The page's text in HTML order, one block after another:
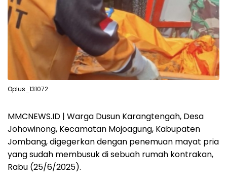
Oplus_131072
MMCNEWS.ID | Warga Dusun Karangtengah, Desa
Johowinong, Kecamatan Mojoagung, Kabupaten
Jombang, digegerkan dengan penemuan mayat pria
yang sudah membusuk di sebuah rumah kontrakan,
Rabu (25/6/2025).